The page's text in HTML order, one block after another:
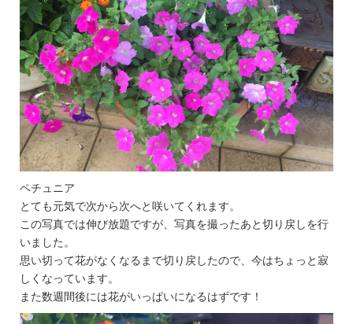
ペチュニア
とても元気で次から次へと咲いてくれます。
この写真では伸び放題ですが、写真を撮ったあと切り戻しを行
いました。
思い切って花がなくなるまで切り戻したので、今はちょっと寂
しくなっています。
また数週間後には花がいっぱいになるはずです！